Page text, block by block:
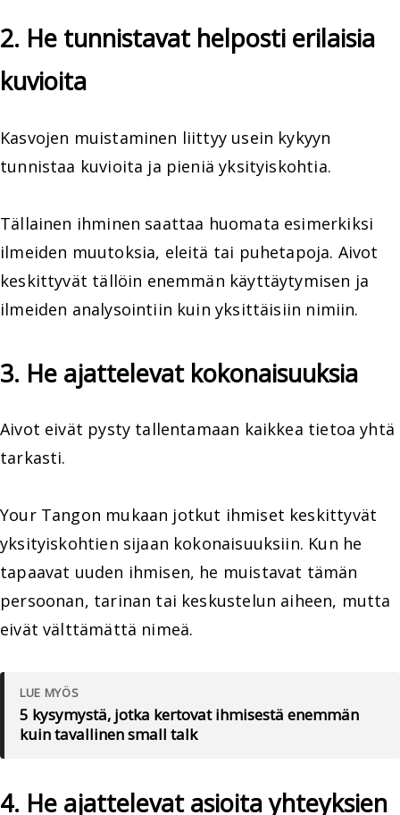
2. He tunnistavat helposti erilaisia
kuvioita
Kasvojen muistaminen liittyy usein kykyyn
tunnistaa kuvioita ja pieniä yksityiskohtia.
Tällainen ihminen saattaa huomata esimerkiksi
ilmeiden muutoksia, eleitä tai puhetapoja. Aivot
keskittyvät tällöin enemmän käyttäytymisen ja
ilmeiden analysointiin kuin yksittäisiin nimiin.
3. He ajattelevat kokonaisuuksia
Aivot eivät pysty tallentamaan kaikkea tietoa yhtä
tarkasti.
Your Tangon mukaan jotkut ihmiset keskittyvät
yksityiskohtien sijaan kokonaisuuksiin. Kun he
tapaavat uuden ihmisen, he muistavat tämän
persoonan, tarinan tai keskustelun aiheen, mutta
eivät välttämättä nimeä.
LUE MYÖS
5 kysymystä, jotka kertovat ihmisestä enemmän
kuin tavallinen small talk
4. He ajattelevat asioita yhteyksien